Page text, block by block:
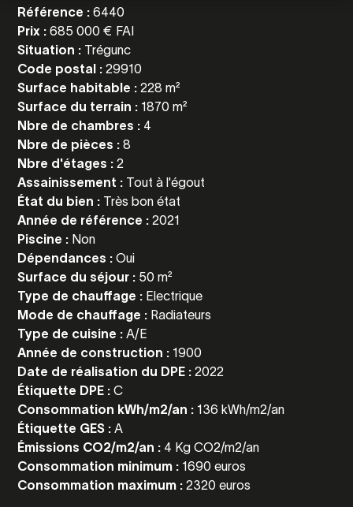
Référence :6440
Prix :685 000 € FAI
Situation : Trégunc
Code postal :29910
Surface habitable :228 m²
Surface du terrain : 1870 m²
Nbre de chambres : 4
Nbre de pièces :8
Nbre d'étages :2
Assainissement : Tout à l'égout
État du bien : Très bon état
Année de référence :2021
Piscine : Non
Dépendances :Oui
Surface du séjour : 50 m²
Type de chauffage : Electrique
Mode de chauffage : Radiateurs
Type de cuisine :A/E
Année de construction : 1900
Date de réalisation du DPE :2022
Étiquette DPE :C
Consommation kWh/m2/an : 136 kWh/m2/an
Étiquette GES :A
Émissions CO2/m2/an : 4 Kg CO2/m2/an
Consommation minimum : 1690 euros
Consommation maximum :2320 euros